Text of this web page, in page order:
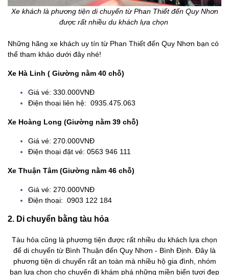
Xe khách là phương tiện di chuyển từ Phan Thiết đến Quy Nhơn
được rất nhiều du khách lựa chọn
Những hãng xe khách uy tín từ Phan Thiết đến Quy Nhơn bạn có
thể tham khảo dưới đây nhé!
Xe Hà Linh ( Giường nằm 40 chỗ)
Giá vé: 330.000VNĐ
Điện thoại liên hệ: 0935.475.063
Xe Hoàng Long (Giường nằm 39 chỗ)
Giá vé: 270.000VNĐ
Điện thoại đặt vé: 0563 946 111
Xe Thuận Tâm (Giường nằm 46 chỗ)
Giá vé: 270.000VNĐ
Điện thoại: 0903 122 184
2. Di chuyển bằng tàu hỏa
Tàu hỏa cũng là phương tiện được rất nhiều du khách lựa chọn
để di chuyển từ Bình Thuận đến Quy Nhơn - Bình Định. Đây là
phương tiện di chuyển rất an toàn mà nhiều hộ gia đình, nhóm
bạn lựa chọn cho chuyến đi khám phá những miền biển tươi đẹp